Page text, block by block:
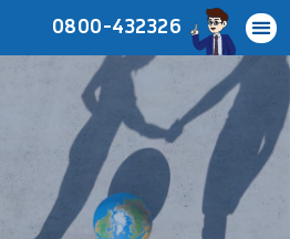
0800-432326